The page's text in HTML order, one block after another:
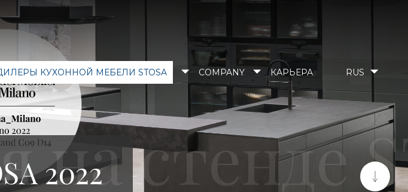
КУХОННОЙ МЕБЕЛИ STOSA COMPANY КАРЬЕРА RUS
2022